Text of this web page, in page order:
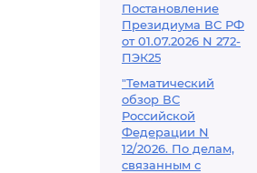
Постановление
Президиума ВС РФ
от 01.07.2026 N 272-
ПЭК25
"Тематический
обзор ВС
Российской
Федерации N
12/2026. По делам,
связанным с